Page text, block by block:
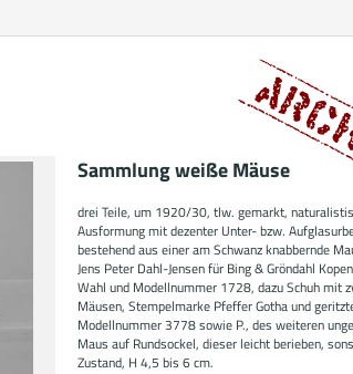
Sammlung weiße Mäuse
drei Teile, um 1920/30, tlw. gemarkt,
Ausformung mit dezenter Unter- bzw.
bestehend aus einer am Schwanz knabbernde
Jens Peter Dahl-Jensen für Bing & Gröndahl
Wahl und Modellnummer 1728, dazu Schuh mit
Mäusen, Stempelmarke Pfeffer Gotha und
Modellnummer 3778 sowie P., des weiteren
Maus auf Rundsockel, dieser leicht berieben,
Zustand, H 4,5 bis 6 cm.